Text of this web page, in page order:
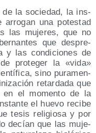
de la socie­dad, la ins­
una potes­tad
las muje­res, que no
que des­pre­
y las con­di­cio­nes de
pro­te­ger la «vida»
sino pura­men­
retar­da­da que
en el momen­to de la
el hue­vo reci­be
tesis reli­gio­sa y por
decían que las muje­